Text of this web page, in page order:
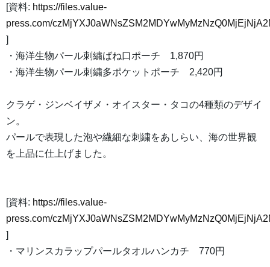
[資料: https://files.value-
press.com/
]
・海洋生物パール刺繍ばね口ポーチ 1,870円
・海洋生物パール刺繍多ポケットポーチ 2,420円
クラゲ・ジンベイザメ・オイスター・タコの4種類のデザイ
ン。
パールで表現した泡や繊細な刺繍をあしらい、海の世界観
を上品に仕上げました。
[資料: https://files.value-
press.com/
]
・マリンスカラップパールタオルハンカチ 770円